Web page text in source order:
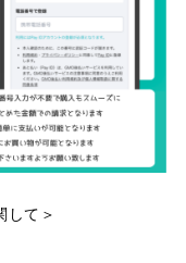
して＞